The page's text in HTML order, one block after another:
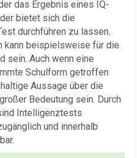
das Ergebnis eines IQ-
bietet sich die
durchführen zu lassen.
kann beispielsweise für die
sein. Auch wenn eine
Schulform getroffen
Aussage über die
Bedeutung sein. Durch
Intelligenztests
und innerhalb